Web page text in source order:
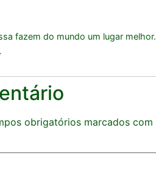
fazem do mundo um lugar melhor.
obrigatórios marcados com